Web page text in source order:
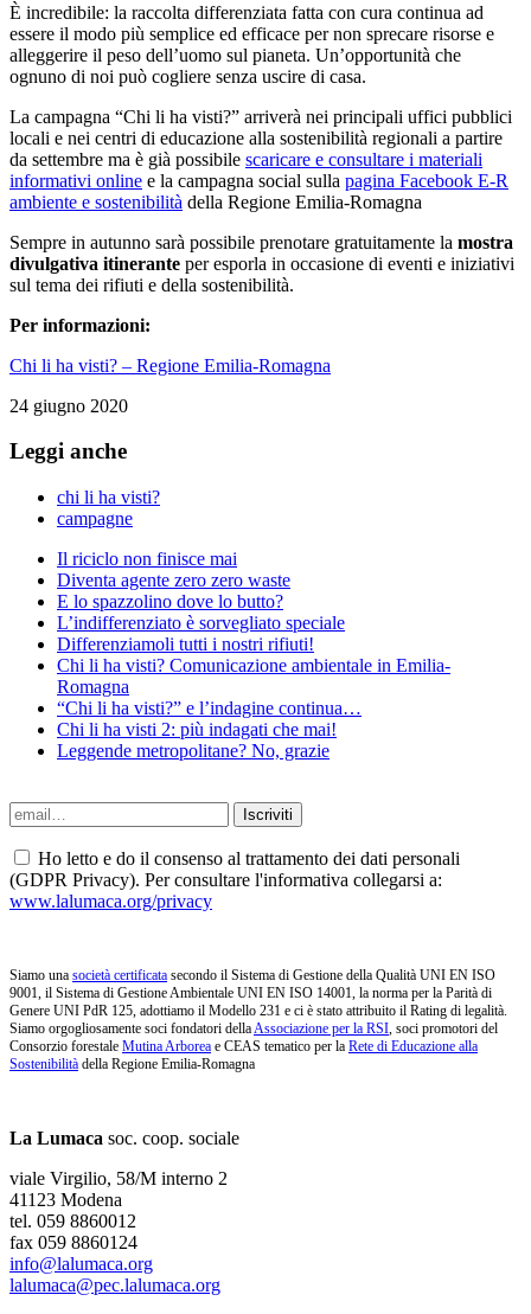
È incredibile: la raccolta differenziata fatta con cura continua ad
essere il modo più semplice ed efficace per non sprecare risorse e
alleggerire il peso dell’uomo sul pianeta. Un’opportunità che
ognuno di noi può cogliere senza uscire di casa.
La campagna “Chi li ha visti?” arriverà nei principali uffici pubblici
locali e nei centri di educazione alla sostenibilità regionali a partire
da settembre ma è già possibile scaricare e consultare i materiali
informativi online e la campagna social sulla pagina Facebook E-R
ambiente e sostenibilità della Regione Emilia-Romagna
Sempre in autunno sarà possibile prenotare gratuitamente la mostra
divulgativa itinerante per esporla in occasione di eventi e iniziativi
sul tema dei rifiuti e della sostenibilità.
Per informazioni:
Chi li ha visti? – Regione Emilia-Romagna
24 giugno 2020
Leggi anche
chi li ha visti?
campagne
Il riciclo non finisce mai
Diventa agente zero zero waste
E lo spazzolino dove lo butto?
L’indifferenziato è sorvegliato speciale
Differenziamoli tutti i nostri rifiuti!
Chi li ha visti? Comunicazione ambientale in Emilia-
Romagna
“Chi li ha visti?” e l’indagine continua…
Chi li ha visti 2: più indagati che mai!
Leggende metropolitane? No, grazie
Ho letto e do il consenso al trattamento dei dati personali
(GDPR Privacy). Per consultare l'informativa collegarsi a:
www.lalumaca.org/privacy
Siamo una società certificata secondo il Sistema di Gestione della Qualità UNI EN ISO
9001, il Sistema di Gestione Ambientale UNI EN ISO 14001, la norma per la Parità di
Genere UNI PdR 125, adottiamo il Modello 231 e ci è stato attribuito il Rating di legalità.
Siamo orgogliosamente soci fondatori dellaAssociazione per la RSI, soci promotori del
Consorzio forestale Mutina Arborea e CEAS tematico per la Rete di Educazione alla
Sostenibilità della Regione Emilia-Romagna
La Lumaca soc. coop. sociale
viale Virgilio, 58/M interno 2
41123 Modena
tel. 059 8860012
fax 059 8860124
info@lalumaca.org
lalumaca@pec.lalumaca.org